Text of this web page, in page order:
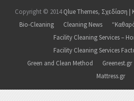
Copyright © 2014Qlue Themes, Σχεδίαση |
Bio-Cleaning
Cleaning News
Facility Cleaning Services –
Facility Cleaning Services
Green and Clean Method
Greenest.gr
Mattress.gr